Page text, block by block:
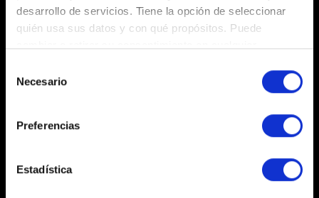
desarrollo de servicios. Tiene la opción de seleccionar
quién usa sus datos y con qué propósitos. Puede
el Menú de consentimiento.
Recopilar información sobre su ubicación
metros
Identificar su dispositivo analizándolo activamente
Necesario
Preferencias
Estadística